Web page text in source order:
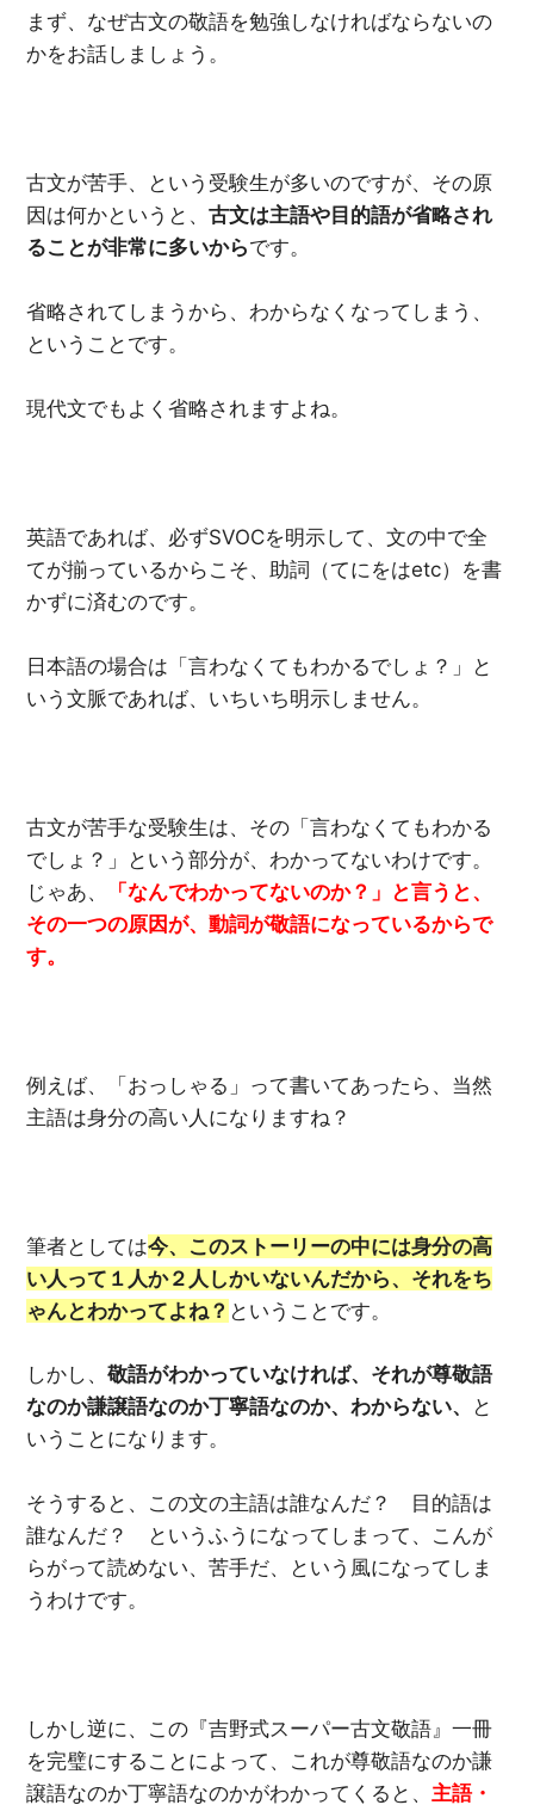
まず、なぜ古文の敬語を勉強しなければならないの
かをお話しましょう。
古文が苦手、という受験生が多いのですが、その原
因は何かというと、古文は主語や目的語が省略され
ることが非常に多いからです。
省略されてしまうから、わからなくなってしまう、
ということです。
現代文でもよく省略されますよね。
英語であれば、必ずSVOCを明示して、文の中で全
てが揃っているからこそ、助詞（てにをはetc）を書
かずに済むのです。
日本語の場合は「言わなくてもわかるでしょ？」と
いう文脈であれば、いちいち明示しません。
古文が苦手な受験生は、その「言わなくてもわかる
でしょ？」という部分が、わかってないわけです。
じゃあ、
「なんでわかってないのか？」と言うと、
その一つの原因が、動詞が敬語になっているからで
す。
例えば、「おっしゃる」って書いてあったら、当然
主語は身分の高い人になりますね？
筆者としては今、このストーリーの中には身分の高
い人って１人か２人しかいないんだから、それをち
ゃんとわかってよね？ ということです。
しかし、敬語がわかっていなければ、それが尊敬語
なのか謙譲語なのか丁寧語なのか、わからない、
と
いうことになります。
そうすると、この文の主語は誰なんだ？ 目的語は
誰なんだ？ というふうになってしまって、こんが
らがって読めない、苦手だ、という風になってしま
うわけです。
しかし逆に、この『吉野式スーパー古文敬語』一冊
を完璧にすることによって、これが尊敬語なのか謙
譲語なのか丁寧語なのかがわかってくると、 主語・